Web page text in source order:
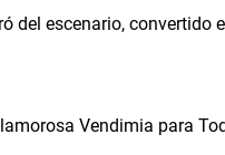
del escenario, convertido
Vendimia para